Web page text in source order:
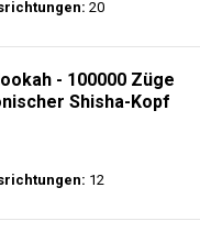
20
- 100000 Züge
Shisha-Kopf
12